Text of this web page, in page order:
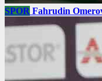
SPOR Fahrudin